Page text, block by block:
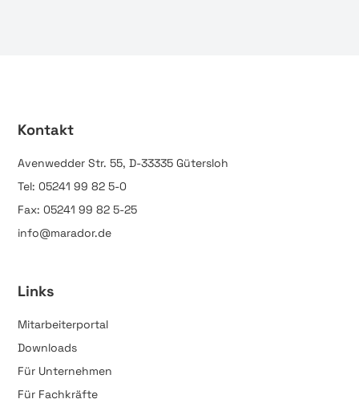
Kontakt
Avenwedder Str. 55, D-33335 Gütersloh
Tel: 05241 99 82 5-0
Fax: 05241 99 82 5-25
info@marador.de
Links
Mitarbeiterportal
Downloads
Für Unternehmen
Für Fachkräfte